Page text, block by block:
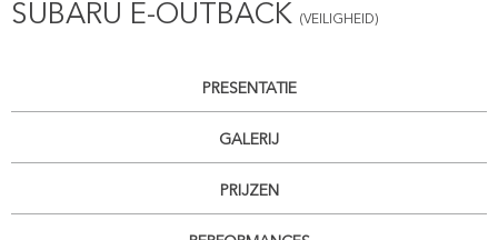
SUBARU E-OUTBACK (VEILIGHEID)
PRESENTATIE
GALERIJ
PRIJZEN